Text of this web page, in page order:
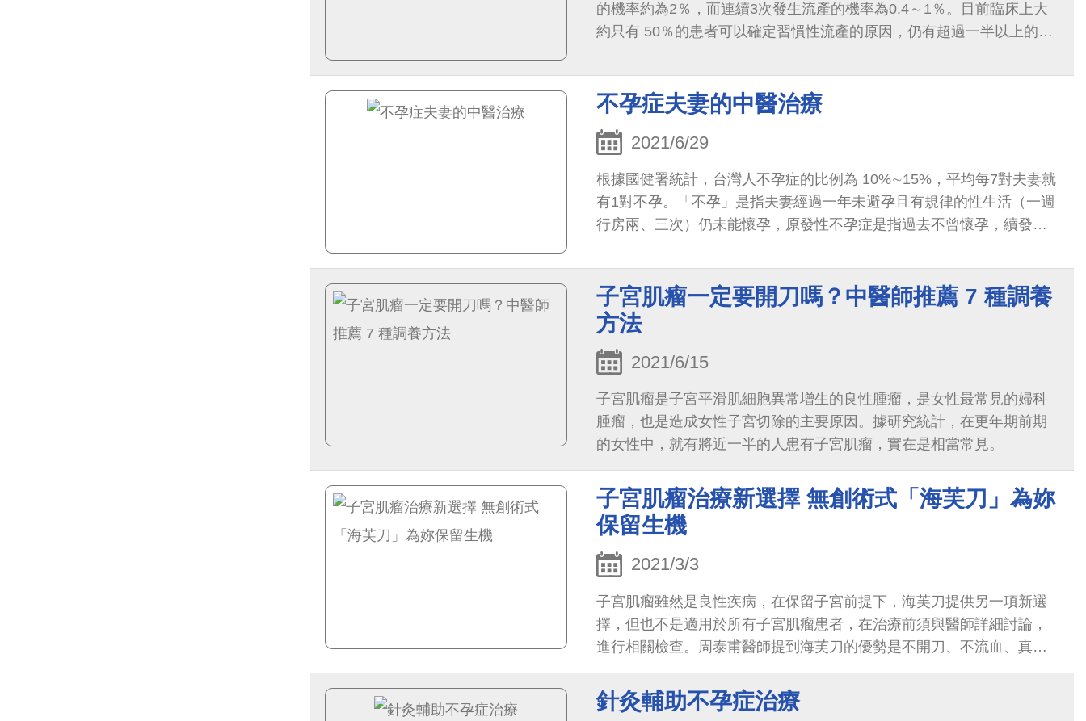
的機率約為2％，而連續3次發生流產的機率為0.4～1％。目前臨床上大
約只有 50％的患者可以確定習慣性流產的原因，仍有超過一半以上的習
響。
不孕症夫妻的中醫治療
2021/6/29
根據國健署統計，台灣人不孕症的比例為 10%∼15%，平均每7對夫妻就
有1對不孕。「不孕」是指夫妻經過一年未避孕且有規律的性生活（一週
行房兩、三次）仍未能懷孕，原發性不孕症是指過去不曾懷孕，續發性
子宮肌瘤一定要開刀嗎？中醫師推薦 7 種調養
方法
2021/6/15
子宮肌瘤是子宮平滑肌細胞異常增生的良性腫瘤，是女性最常見的婦科
腫瘤，也是造成女性子宮切除的主要原因。據研究統計，在更年期前期
的女性中，就有將近一半的人患有子宮肌瘤，實在是相當常見。
子宮肌瘤治療新選擇 無創術式「海芙刀」為妳
保留生機
2021/3/3
子宮肌瘤雖然是良性疾病，在保留子宮前提下，海芙刀提供另一項新選
擇，但也不是適用於所有子宮肌瘤患者，在治療前須與醫師詳細討論，
進行相關檢查。周泰甫醫師提到海芙刀的優勢是不開刀、不流血、真正
無創、無需麻醉、不損傷正常組織，保存子宮的完整性，治療方式從...
針灸輔助不孕症治療